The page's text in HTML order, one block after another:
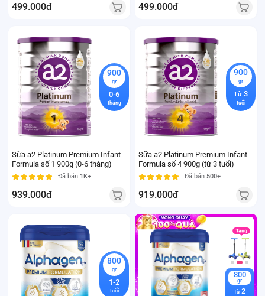
499.000đ 499.000đ
900
gr
0-6
tháng
Sữa a2 Platinum Premium Infant
Formula số 1 900g (0-6 tháng)
Đã bán 1K+
939.000đ
900
gr
Từ 3
tuổi
Sữa a2 Platinum Premium Infant
Formula số 4 900g (từ 3 tuổi)
Đã bán 500+
919.000đ
800
gr
1-2
tuổi
800
gr
Từ 2